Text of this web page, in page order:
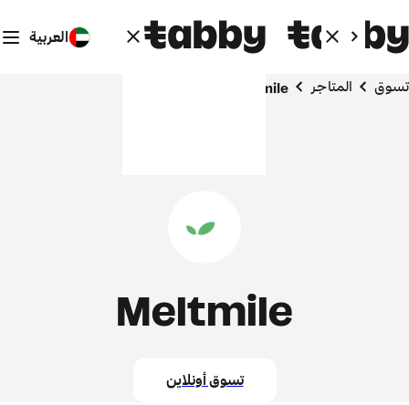
العربية
تسوق المتاجر Meltmile
Meltmile
تسوق أونلاين